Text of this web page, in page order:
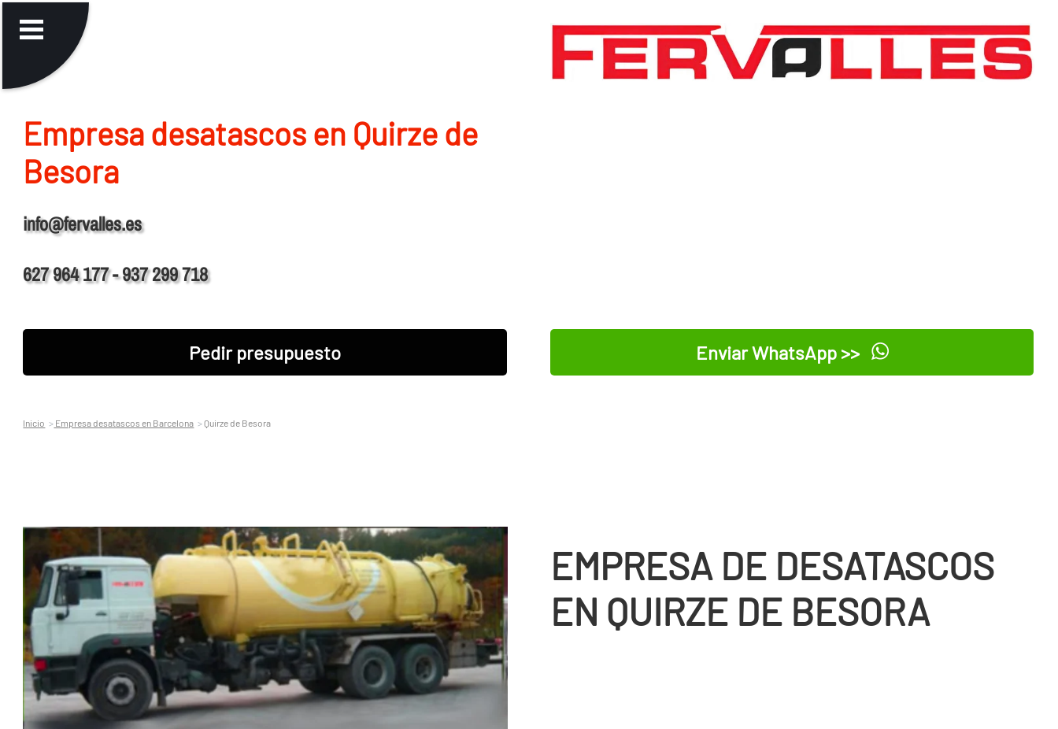
Empresa desatascos en Quirze de
Besora
info@fervalles.es
627 964 177 - 937 299 718
Pedir presupuesto Enviar WhatsApp >>
Inicio Empresa desatascos en Barcelona Quirze de Besora
EMPRESA DE DESATASCOS
EN QUIRZE DE BESORA